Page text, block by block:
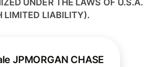
UNDER THE LAWS OF U.S.A.
LIMITED LIABILITY).
JPMORGAN CHASE